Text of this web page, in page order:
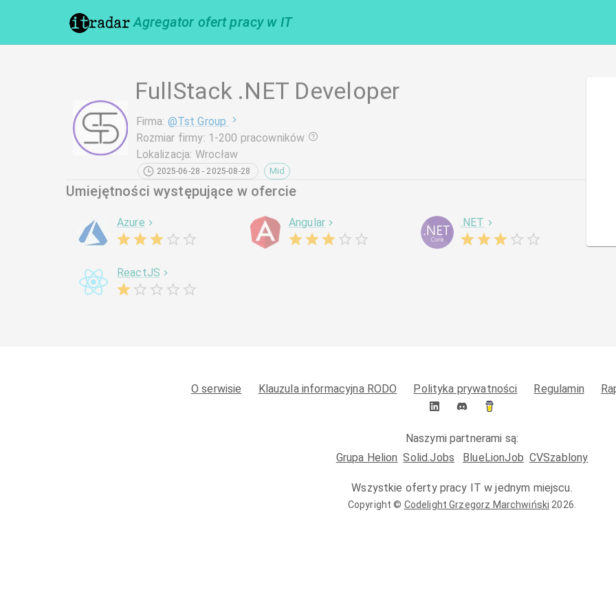
Agregator ofert pracy w IT
FullStack .NET Developer
Firma: @Tst Group
Rozmiar firmy: 1-200 pracowników
Lokalizacja: Wrocław
2025-06-28 - 2025-08-28 Mid
Umiejętności występujące w ofercie
Azure Angular .NET
ReactJS
O serwisie Klauzula informacyjna RODO Polityka prywatności Regulamin
Naszymi partnerami są:
Grupa Helion Solid.Jobs BlueLionJob CVSzablony
Wszystkie oferty pracy IT w jednym miejscu.
Copyright © Codelight Grzegorz Marchwiński 2026